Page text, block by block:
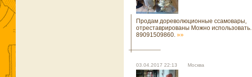
Продам дореволюционные ссамовары,
отреставрированы Можно использовать.
89091509860. »»
03.04.2017 22:13 Москва